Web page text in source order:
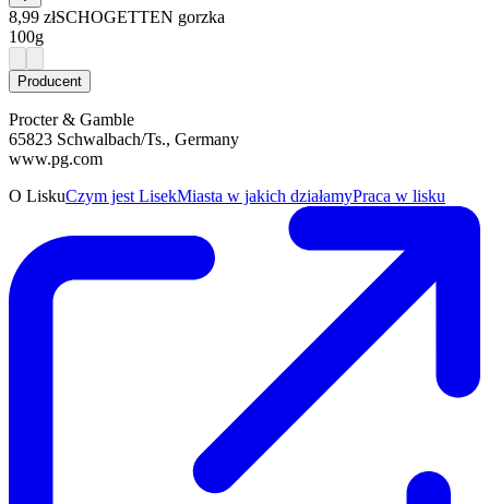
8,99 złSCHOGETTEN gorzka
100g
Producent
Procter & Gamble
65823 Schwalbach/Ts., Germany
www.pg.com
O LiskuCzym jest LisekMiasta w jakich działamyPraca w lisku